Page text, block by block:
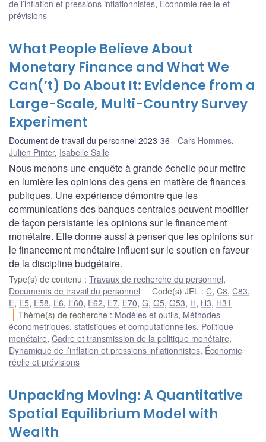
de l’inflation et pressions inflationnistes, Économie réelle et
prévisions
What People Believe About
Monetary Finance and What We
Can(’t) Do About It: Evidence from a
Large-Scale, Multi-Country Survey
Experiment
Document de travail du personnel 2023-36 Cars Hommes,
Julien Pinter, Isabelle Salle
Nous menons une enquête à grande échelle pour mettre
en lumière les opinions des gens en matière de finances
publiques. Une expérience démontre que les
communications des banques centrales peuvent modifier
de façon persistante les opinions sur le financement
monétaire. Elle donne aussi à penser que les opinions sur
le financement monétaire influent sur le soutien en faveur
de la discipline budgétaire.
Type(s) de contenu : Travaux de recherche du personnel,
Documents de travail du personnel
Code(s) JEL :C,C8,C83,
E, E5, E58, E6, E60, E62, E7, E70, G, G5, G53, H, H3, H31
Thème(s) de recherche : Modèles et outils, Méthodes
économétriques, statistiques et computationnelles, Politique
monétaire, Cadre et transmission de la politique monétaire,
Dynamique de l’inflation et pressions inflationnistes, Économie
réelle et prévisions
Unpacking Moving: A Quantitative
Spatial Equilibrium Model with
Wealth